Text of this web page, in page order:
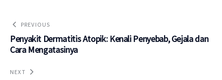
PREVIOUS
Penyakit Dermatitis Atopik: Kenali Penyebab, Gejala dan
Cara Mengatasinya
NEXT